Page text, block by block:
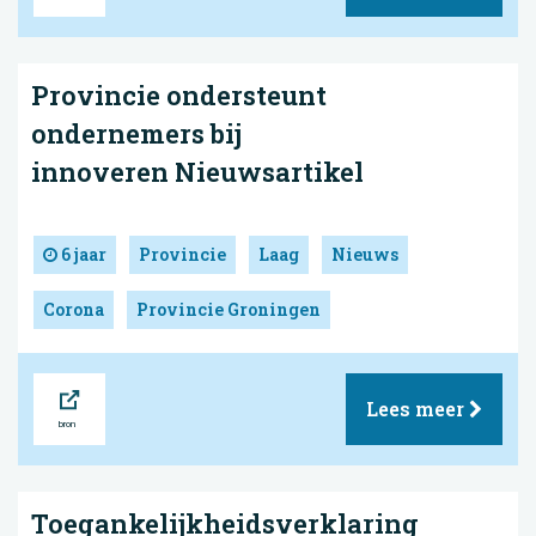
Provincie ondersteunt
ondernemers bij
innoveren Nieuwsartikel
6 jaar Provincie Laag Nieuws
Corona Provincie Groningen
Lees meer
Toegankelijkheidsverklaring